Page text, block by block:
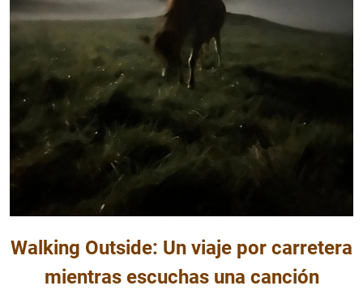
Walking Outside: Un viaje por carretera
mientras escuchas una canción